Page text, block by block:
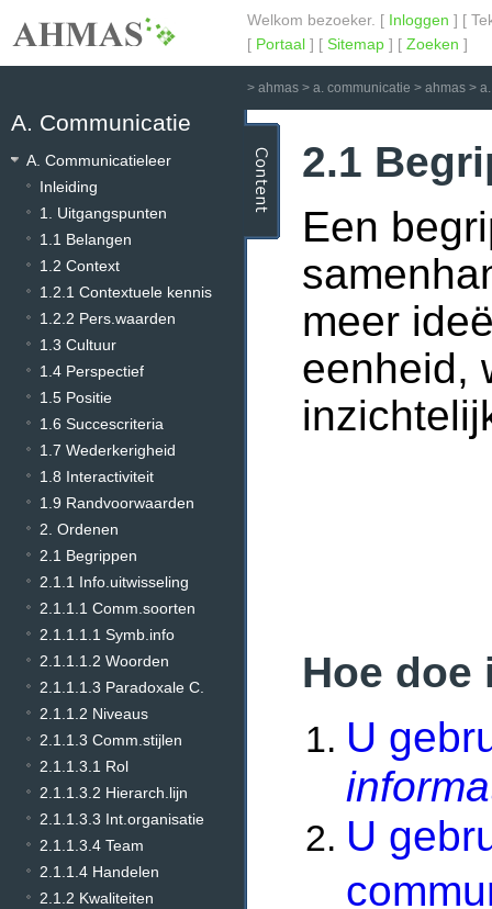
Welkom bezoeker. [ Inloggen ] [
[ Portaal ] [ Sitemap ] [ Zoeken ]
> ahmas > a. communicatie > ahmas >
A. Communicatie
A. Communicatieleer
Inleiding
1. Uitgangspunten
1.1 Belangen
1.2 Context
1.2.1 Contextuele kennis
1.2.2 Pers.waarden
1.3 Cultuur
1.4 Perspectief
1.5 Positie
1.6 Succescriteria
1.7 Wederkerigheid
1.8 Interactiviteit
1.9 Randvoorwaarden
2. Ordenen
2.1 Begrippen
2.1.1 Info.uitwisseling
2.1.1.1 Comm.soorten
2.1.1.1.1 Symb.info
2.1.1.1.2 Woorden
2.1.1.1.3 Paradoxale C.
2.1.1.2 Niveaus
2.1.1.3 Comm.stijlen
2.1.1.3.1 Rol
2.1.1.3.2 Hierarch.lijn
2.1.1.3.3 Int.organisatie
2.1.1.3.4 Team
2.1.1.4 Handelen
2.1.2 Kwaliteiten
2.1
Een
meer ide
eenheid,
Hoe doe
U
U